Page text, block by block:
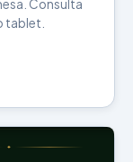
Consulta
tablet.